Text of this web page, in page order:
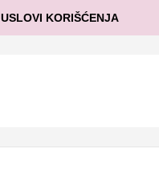
USLOVI KORIŠĆENJA